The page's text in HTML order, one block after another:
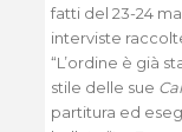
fatti del 23-24
interviste
“L’ordine è già
stile delle sue
partitura ed